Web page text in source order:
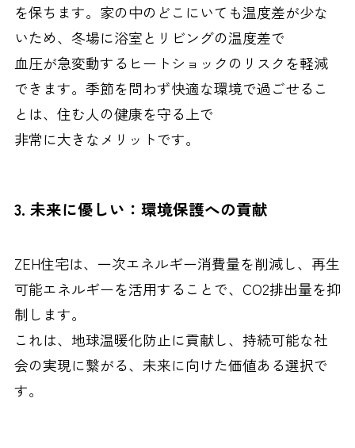
を保ちます。家の中のどこにいても温度差が少な
いため、冬場に浴室とリビングの温度差で
血圧が急変動するヒートショックのリスクを軽減
できます。季節を問わず快適な環境で過ごせるこ
とは、住む人の健康を守る上で
非常に大きなメリットです。
3. 未来に優しい：環境保護への貢献
ZEH住宅は、一次エネルギー消費量を削減し、再生
可能エネルギーを活用することで、CO2排出量を抑
制します。
これは、地球温暖化防止に貢献し、持続可能な社
会の実現に繋がる、未来に向けた価値ある選択で
す。